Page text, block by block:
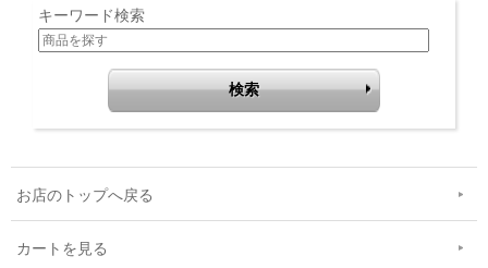
キーワード検索
お店のトップへ戻る
カートを見る